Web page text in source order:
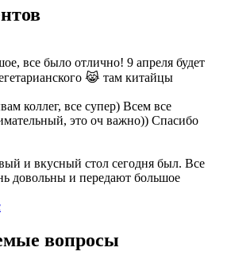
все было отлично! 9 апреля будет
😹 там китайцы
коллег, все супер) Всем все
это оч важно)) Спасибо
и вкусный стол сегодня был. Все
довольны и передают большое
вопросы